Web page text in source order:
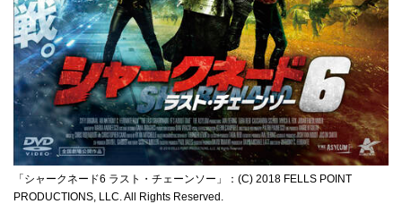
「シャークネード6 ラスト・チェーンソー」：(C) 2018 FELLS POINT
PRODUCTIONS, LLC. All Rights Reserved.